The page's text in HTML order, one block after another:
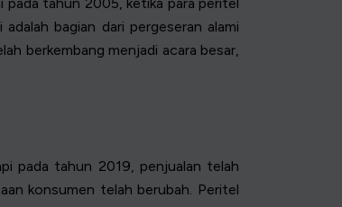
bagian dari pergeseran alami
berkembang menjadi acara besar,
pada tahun 2019, penjualan telah
konsumen telah berubah. Peritel